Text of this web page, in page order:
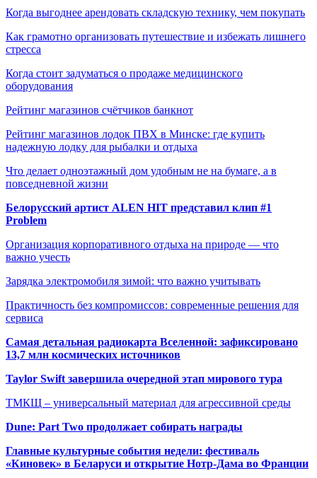
Когда выгоднее арендовать складскую технику, чем покупать
Как грамотно организовать путешествие и избежать лишнего
стресса
Когда стоит задуматься о продаже медицинского
оборудования
Рейтинг магазинов счётчиков банкнот
Рейтинг магазинов лодок ПВХ в Минске: где купить
надежную лодку для рыбалки и отдыха
Что делает одноэтажный дом удобным не на бумаге, а в
повседневной жизни
Белорусский артист ALEN HIT представил клип #1
Problem
Организация корпоративного отдыха на природе — что
важно учесть
Зарядка электромобиля зимой: что важно учитывать
Практичность без компромиссов: современные решения для
сервиса
Самая детальная радиокарта Вселенной: зафиксировано
13,7 млн космических источников
Taylor Swift завершила очередной этап мирового тура
ТМКЩ – универсальный материал для агрессивной среды
Dune: Part Two продолжает собирать награды
Главные культурные события недели: фестиваль
«Киновек» в Беларуси и открытие Нотр-Дама во Франции